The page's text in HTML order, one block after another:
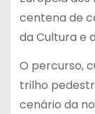
centena de
da Cultura e
O percurso,
trilho
cenário da